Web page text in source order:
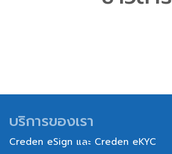
บริการของเรา
Creden eSign และ Creden eKYC